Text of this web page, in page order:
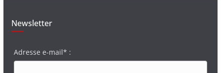
Newsletter
Adresse e-mail* :